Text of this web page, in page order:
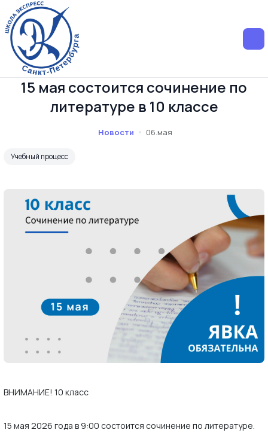
15 мая состоится сочинение по
литературе в 10 классе
Новости 06.мая
Учебный процесс
ВНИМАНИЕ! 10 класс
15 мая 2026 года в 9:00 состоится сочинение по литературе.